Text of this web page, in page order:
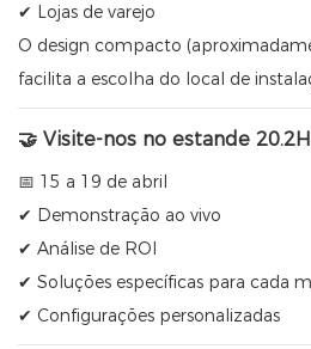
✔ Lojas de varejo
O design compacto
facilita a escolha do local de
🤝 Visite-nos no estande
📅 15 a 19 de abril
✔ Demonstração ao vivo
✔ Análise de ROI
✔ Soluções específicas para cada
✔ Configurações personalizadas